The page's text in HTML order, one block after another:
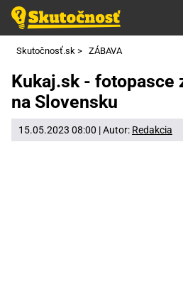
Skutočnosť.sk > ZÁBAVA
Kukaj.sk - fotopasce
na Slovensku
15.05.2023 08:00 | Autor: Redakcia